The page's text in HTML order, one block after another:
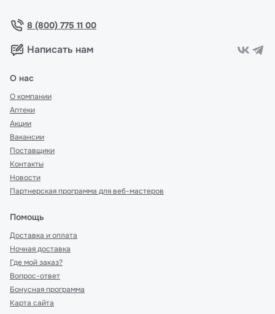
8 (800) 775 11 00
Написать нам
О нас
О компании
Аптеки
Акции
Вакансии
Поставщики
Контакты
Новости
Партнерская программа для веб-мастеров
Помощь
Доставка и оплата
Ночная доставка
Где мой заказ?
Вопрос-ответ
Бонусная программа
Карта сайта